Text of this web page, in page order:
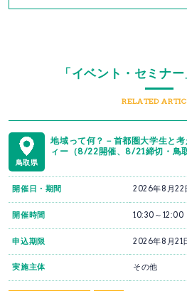
「イベント・セミナ
RELATED
鳥取県
地域って何？－首都圏大学生と
ィー（8/22開催、8/21締切・鳥
開催日・期間 2026年8月22
開催時間 10:30～12:00
申込期限 2026年8月21
実施主体 その他